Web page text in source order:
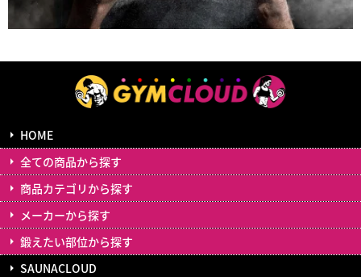
HOME
全ての商品から探す
商品カテゴリから探す
メーカーから探す
鍛えたい部位から探す
SAUNACLOUD